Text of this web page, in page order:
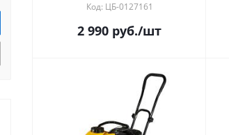
Код: ЦБ-0127161
2 990 руб./шт